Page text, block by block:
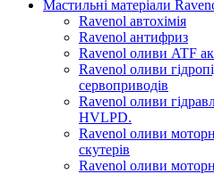
Мастильні матеріали
Ravenol автохімія
Ravenol антифриз
Ravenol оливи ATF
Ravenol оливи
сервоприводів
Ravenol оливи
HVLPD.
Ravenol оливи
скутерів
Ravenol оливи